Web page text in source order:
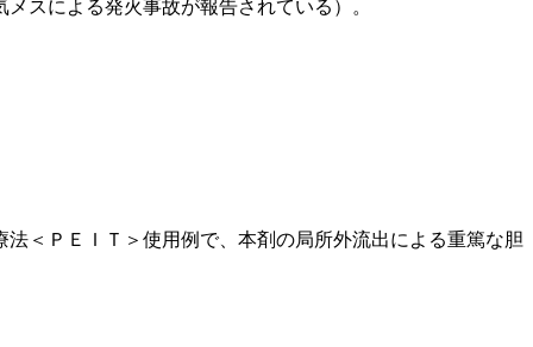
スによる発火事故が報告されている）。
＜ＰＥＩＴ＞使用例で、本剤の局所外流出による重篤な胆